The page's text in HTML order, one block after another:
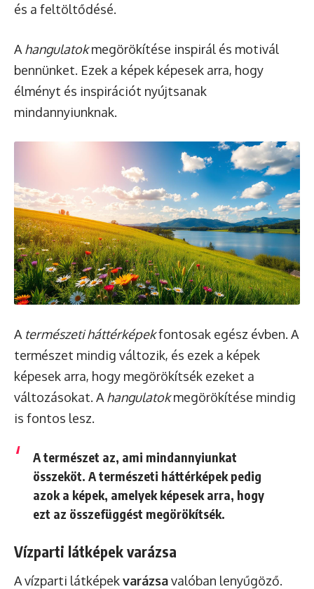
és a feltöltődésé.
A hangulatokmegörökítése inspirál és motivál
bennünket. Ezek a képek képesek arra, hogy
élményt és inspirációt nyújtsanak
mindannyiunknak.
A természeti háttérképekfontosak egész évben. A
természet mindig változik, és ezek a képek
képesek arra, hogy megörökítsék ezeket a
változásokat. A hangulatokmegörökítése mindig
is fontos lesz.
A természet az, ami mindannyiunkat
összeköt. A természeti háttérképek pedig
azok a képek, amelyek képesek arra, hogy
ezt az összefüggést megörökítsék.
Vízparti látképek varázsa
A vízparti látképekvarázsavalóban lenyűgöző.